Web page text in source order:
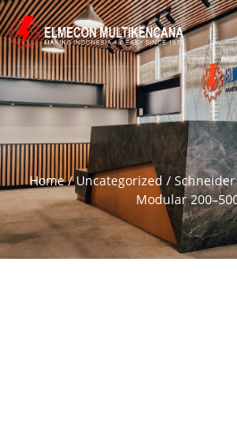
Home/Uncategorized/ Schneider
Modular